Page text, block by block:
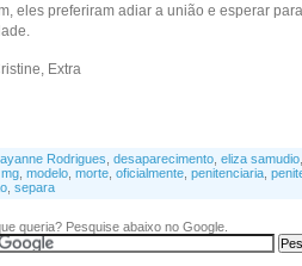
eles preferiram adiar a união e esperar
Extra
Rodrigues desaparecimento eliza samudio
mg modelo morte oficialmente penitenciaria
separa
queria? Pesquise abaixo no Google.